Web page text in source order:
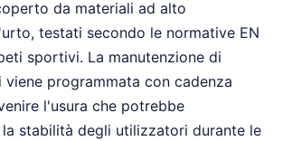
da materiali ad alto
testati secondo le normative EN
sportivi. La manutenzione di
programmata con cadenza
l'usura che potrebbe
stabilità degli utilizzatori durante le